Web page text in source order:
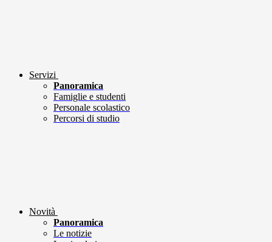
Servizi
Panoramica
Famiglie e studenti
Personale scolastico
Percorsi di studio
Novità
Panoramica
Le notizie